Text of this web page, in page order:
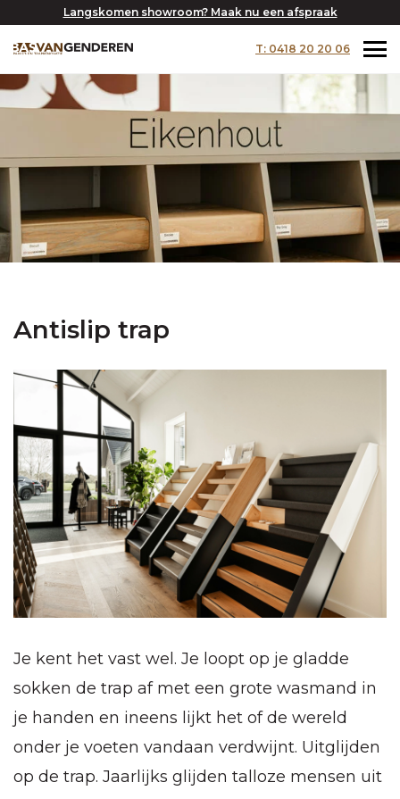
Langskomen showroom? Maak nu een afspraak
T: 0418 20 20 06
Antislip trap
Je kent het vast wel. Je loopt op je gladde
sokken de trap af met een grote wasmand in
je handen en ineens lijkt het of de wereld
onder je voeten vandaan verdwijnt. Uitglijden
op de trap. Jaarlijks glijden talloze mensen uit